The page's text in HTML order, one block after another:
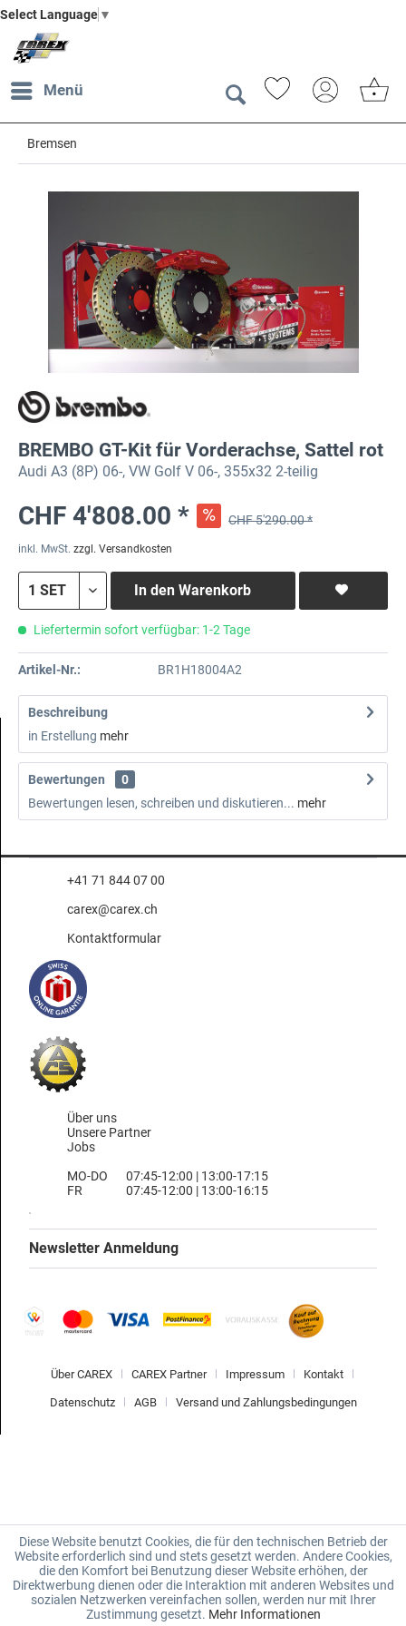
Select Language ▼
Menü
Bremsen
BREMBO GT-Kit für Vorderachse, Sattel rot
Audi A3 (8P) 06-, VW Golf V 06-, 355x32 2-teilig
CHF 4'808.00 * CHF 5'290.00 *
inkl. MwSt. zzgl. Versandkosten
In den Warenkorb
Liefertermin sofort verfügbar: 1-2 Tage
Artikel-Nr.: BR1H18004A2
Beschreibung
in Erstellung mehr
Bewertungen
0
Bewertungen lesen, schreiben und diskutieren... mehr
+41 71 844 07 00
carex@carex.ch
Kontaktformular
Über uns
Unsere Partner
Jobs
MO-DO
FR
07:45-12:00 | 13:00-17:15
07:45-12:00 | 13:00-16:15
Newsletter Anmeldung
Über CAREX CAREX Partner Impressum Kontakt
Datenschutz AGB Versand und Zahlungsbedingungen
Diese Website benutzt Cookies, die für den technischen Betrieb der
Website erforderlich sind und stets gesetzt werden. Andere Cookies,
die den Komfort bei Benutzung dieser Website erhöhen, der
Direktwerbung dienen oder die Interaktion mit anderen Websites und
sozialen Netzwerken vereinfachen sollen, werden nur mit Ihrer
Zustimmung gesetzt. Mehr Informationen